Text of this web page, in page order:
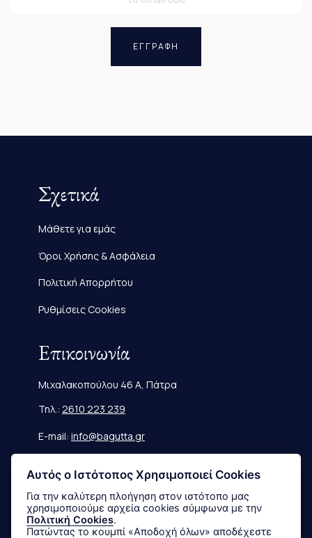
ΕΓΓΡΑΦΗ
Σχετικά
Μάθετε για εμάς
Όροι Χρήσης & Ασφάλεια
Πολιτική Απορρήτου
Ρυθμίσεις Cookies
Επικοινωνία
Μιχαλακοπούλου 46 Α, Πάτρα
Τηλ.: 2610 223 239
E-mail: info@bagutta.gr
Πληροφορίες
Μεγεθολόγιο
Αυτός ο Ιστότοπος Χρησιμοποιεί Cookies
Για την καλύτερη πλοήγηση στον ιστότοπο μας
χρησιμοποιούμε αρχεία cookies σύμφωνα με την
Πολιτική Cookies.
Πατώντας το κουμπί «Αποδοχή όλων» αποδέχεστε